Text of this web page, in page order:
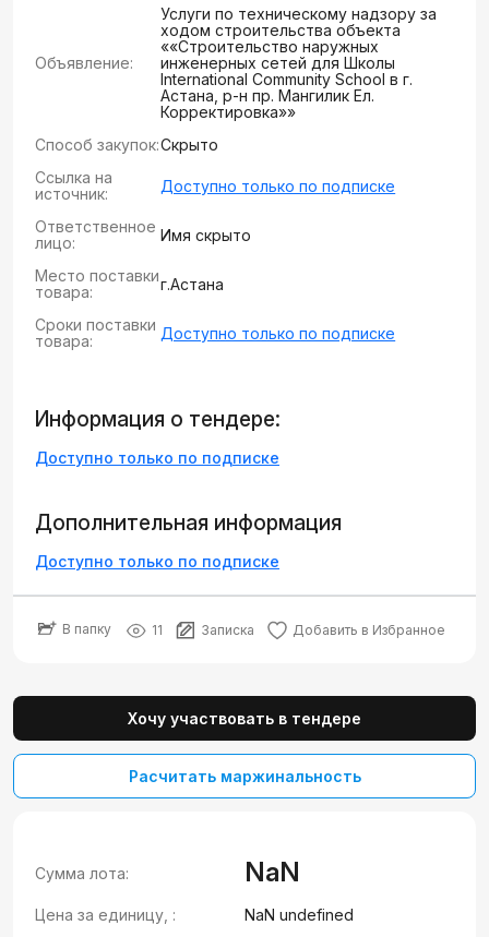
Объявление:
Услуги по техническому надзору за
ходом строительства объекта
««Строительство наружных
инженерных сетей для Школы
International Community School в г.
Астана, р-н пр. Мангилик Ел.
Корректировка»»
Способ закупок:Скрыто
Ссылка на
источник:
Доступно только по подписке
Ответственное
лицо:
Имя скрыто
Место поставки
товара:
г.Астана
Сроки поставки
товара:
Доступно только по подписке
Информация о тендере:
Доступно только по подписке
Дополнительная информация
Доступно только по подписке
В папку 11 Записка Добавить в Избранное
Хочу участвовать в тендере
Расчитать маржинальность
Сумма лота: NaN
Цена за единицу, : NaN undefined